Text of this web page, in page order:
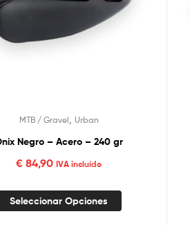
MTB / Gravel Urban
Negro – Acero – 240 gr
€ 84,90 IVA incluído
Seleccionar Opciones